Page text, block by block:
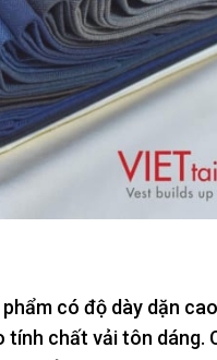
có độ dày dặn
chất vải tôn dáng.